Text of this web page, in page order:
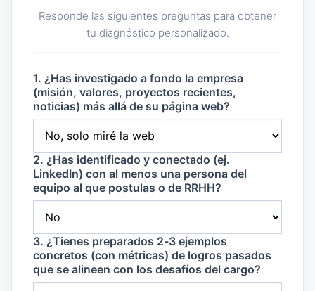
Responde las siguientes preguntas para obtener
tu diagnóstico personalizado.
1. ¿Has investigado a fondo la empresa
(misión, valores, proyectos recientes,
noticias) más allá de su página web?
2. ¿Has identificado y conectado (ej.
LinkedIn) con al menos una persona del
equipo al que postulas o de RRHH?
3. ¿Tienes preparados 2-3 ejemplos
concretos (con métricas) de logros pasados
que se alineen con los desafíos del cargo?